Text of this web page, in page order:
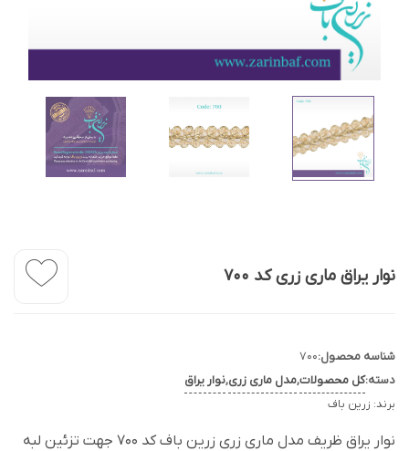
نوار یراق ماری زری کد 700
شناسه محصول:700
دسته:کل محصولات,مدل ماری زری,نوار یراق
برند: زرین باف
نوار یراق ظریف مدل ماری زری زرین باف کد 700 جهت تزئین لبه